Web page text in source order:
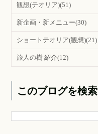
観想(テオリア)(51)
新企画・新メニュー(30)
ショートテオリア(観想)(21)
旅人の樹 紹介(12)
このブログを検索